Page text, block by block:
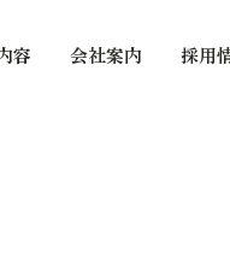
容 会社案内 採用